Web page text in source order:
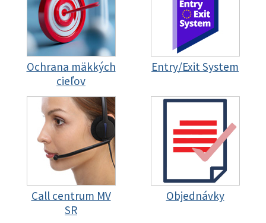
Ochrana mäkkých
cieľov
Entry/Exit System
Call centrum MV
SR
Objednávky